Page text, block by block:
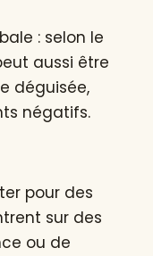
: selon le
aussi être
déguisée,
négatifs.
pour des
sur des
ou de